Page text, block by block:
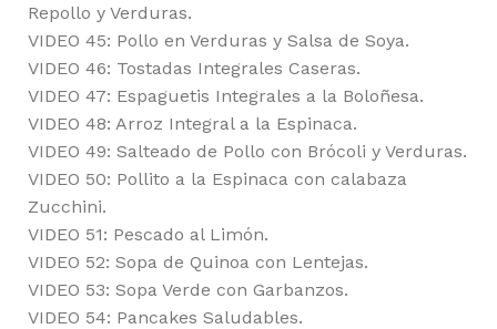
Repollo y Verduras.
VIDEO 45: Pollo en Verduras y Salsa de Soya.
VIDEO 46: Tostadas Integrales Caseras.
VIDEO 47: Espaguetis Integrales a la Boloñesa.
VIDEO 48: Arroz Integral a la Espinaca.
VIDEO 49: Salteado de Pollo con Brócoli y Verduras.
VIDEO 50: Pollito a la Espinaca con calabaza
Zucchini.
VIDEO 51: Pescado al Limón.
VIDEO 52: Sopa de Quinoa con Lentejas.
VIDEO 53: Sopa Verde con Garbanzos.
VIDEO 54: Pancakes Saludables.